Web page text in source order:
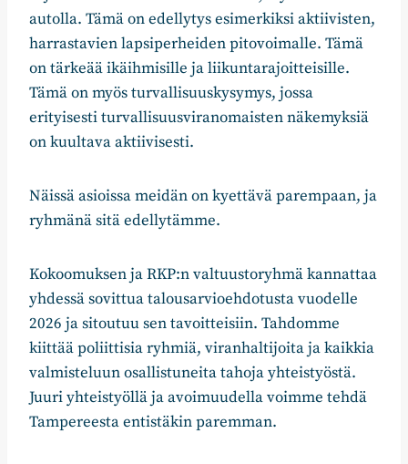
autolla. Tämä on edellytys esimerkiksi aktiivisten,
harrastavien lapsiperheiden pitovoimalle. Tämä
on tärkeää ikäihmisille ja liikuntarajoitteisille.
Tämä on myös turvallisuuskysymys, jossa
erityisesti turvallisuusviranomaisten näkemyksiä
on kuultava aktiivisesti.
Näissä asioissa meidän on kyettävä parempaan, ja
ryhmänä sitä edellytämme.
Kokoomuksen ja RKP:n valtuustoryhmä kannattaa
yhdessä sovittua talousarvioehdotusta vuodelle
2026 ja sitoutuu sen tavoitteisiin. Tahdomme
kiittää poliittisia ryhmiä, viranhaltijoita ja kaikkia
valmisteluun osallistuneita tahoja yhteistyöstä.
Juuri yhteistyöllä ja avoimuudella voimme tehdä
Tampereesta entistäkin paremman.